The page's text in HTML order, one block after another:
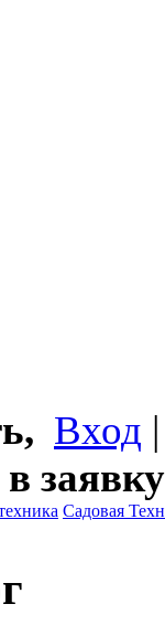
Вход
заявку
Садовая